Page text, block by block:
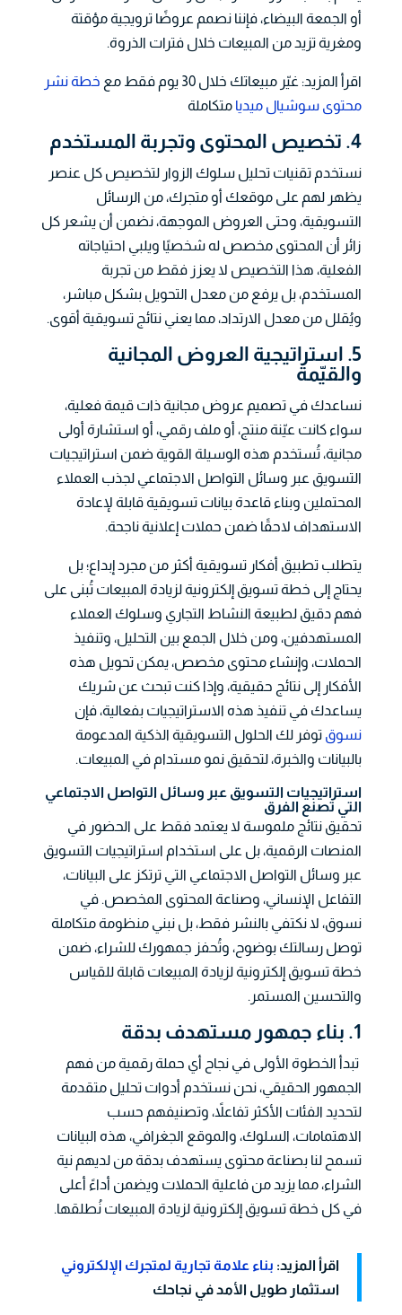
أو الجمعة البيضاء، فإننا نصمم عروضًا ترويجية مؤقتة
ومغرية تزيد من المبيعات خلال فترات الذروة.
اقرأ المزيد: غيّر مبيعاتك خلال 30 يوم فقط مع
خطة نشر
محتوى سوشيال ميديا متكاملة
4. تخصيص المحتوى وتجربة المستخدم
نستخدم تقنيات تحليل سلوك الزوار لتخصيص كل عنصر
يظهر لهم على موقعك أو متجرك، من الرسائل
التسويقية، وحتى العروض الموجهة، نضمن أن يشعر كل
زائر أن المحتوى مخصص له شخصيًا ويلبي احتياجاته
الفعلية، هذا التخصيص لا يعزز فقط من تجربة
المستخدم، بل يرفع من معدل التحويل بشكل مباشر،
ويُقلل من معدل الارتداد، مما يعني نتائج تسويقية أقوى.
5. استراتيجية العروض المجانية
والقيّمة
نساعدك في تصميم عروض مجانية ذات قيمة فعلية،
سواء كانت عيّنة منتج، أو ملف رقمي، أو استشارة أولى
مجانية، تُستخدم هذه الوسيلة القوية ضمن استراتيجيات
التسويق عبر وسائل التواصل الاجتماعي لجذب العملاء
المحتملين وبناء قاعدة بيانات تسويقية قابلة لإعادة
الاستهداف لاحقًا ضمن حملات إعلانية ناجحة.
يتطلب تطبيق أفكار تسويقية أكثر من مجرد إبداع؛ بل
يحتاج إلى خطة تسويق إلكترونية لزيادة المبيعات تُبنى على
فهم دقيق لطبيعة النشاط التجاري وسلوك العملاء
المستهدفين، ومن خلال الجمع بين التحليل، وتنفيذ
الحملات، وإنشاء محتوى مخصص، يمكن تحويل هذه
الأفكار إلى نتائج حقيقية، وإذا كنت تبحث عن شريك
يساعدك في تنفيذ هذه الاستراتيجيات بفعالية، فإن
نسوق توفر لك الحلول التسويقية الذكية المدعومة
بالبيانات والخبرة، لتحقيق نمو مستدام في المبيعات.
استراتيجيات التسويق عبر وسائل التواصل الاجتماعي
التي تصنع الفرق
تحقيق نتائج ملموسة لا يعتمد فقط على الحضور في
المنصات الرقمية، بل على استخدام استراتيجيات التسويق
عبر وسائل التواصل الاجتماعي التي ترتكز على البيانات،
التفاعل الإنساني، وصناعة المحتوى المخصص. في
نسوق، لا نكتفي بالنشر فقط، بل نبني منظومة متكاملة
توصل رسالتك بوضوح، وتُحفز جمهورك للشراء، ضمن
خطة تسويق إلكترونية لزيادة المبيعات قابلة للقياس
والتحسين المستمر.
1. بناء جمهور مستهدف بدقة
تبدأ الخطوة الأولى في نجاح أي حملة رقمية من فهم
الجمهور الحقيقي، نحن نستخدم أدوات تحليل متقدمة
لتحديد الفئات الأكثر تفاعلاً، وتصنيفهم حسب
الاهتمامات، السلوك، والموقع الجغرافي، هذه البيانات
تسمح لنا بصناعة محتوى يستهدف بدقة من لديهم نية
الشراء، مما يزيد من فاعلية الحملات ويضمن أداءً أعلى
في كل خطة تسويق إلكترونية لزيادة المبيعات نُطلقها.
اقرأ المزيد: بناء علامة تجارية لمتجرك الإلكتروني
استثمار طويل الأمد في نجاحك